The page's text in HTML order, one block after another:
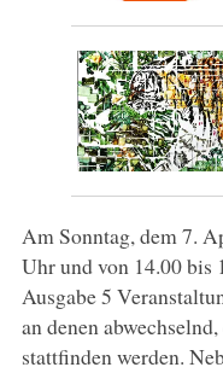
Am Sonntag, dem 7.
Uhr und von 14.00 bis
Ausgabe 5
an denen
stattfinden werden.